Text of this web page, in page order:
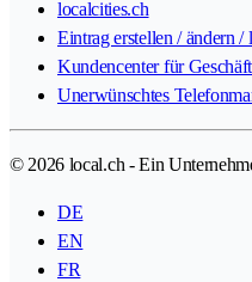
localcities.ch
Eintrag erstellen / ändern /
Kundencenter für
Unerwünschtes
© 2026 local.ch - Ein
DE
EN
FR